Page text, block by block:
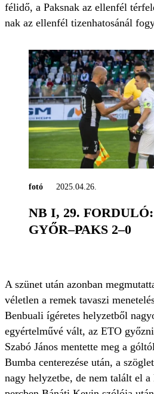
félidő, a Paksnak az ellenfél
nak az ellenfél tizenhatosánál
fotó 2025.04.26.
NB I, 29.
GYŐR–PAKS 2–0
A szünet után azonban
véletlen a remek tavaszi
Benbuali ígéretes helyzetből
egyértelművé vált, az ETO
Szabó János mentette meg a
Bumba centerezése után, a
nagy helyzetbe, de nem talált el